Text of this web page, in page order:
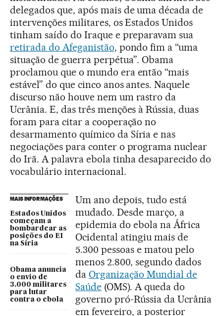
delegados que, após mais de uma década de
intervenções militares, os Estados Unidos
tinham saído do Iraque e preparavam sua
retirada do Afeganistão, pondo fim a “uma
situação de guerra perpétua”. Obama
proclamou que o mundo era então “mais
estável” do que cinco anos antes. Naquele
discurso não houve nem um rastro da
Ucrânia. E, das três menções à Rússia, duas
foram para citar a cooperação no
desarmamento químico da Síria e nas
negociações para conter o programa nuclear
do Irã. A palavra ebola tinha desaparecido do
vocabulário internacional.
MAIS INFORMAÇÕES
Estados Unidos
começam a
bombardear as
posições do EI
na Síria
Obama anuncia
o envio de
3.000 militares
para lutar
contra o ebola
Um ano depois, tudo está
mudado. Desde março, a
epidemia do ebola na África
Ocidental atingiu mais de
5.300 pessoas e matou pelo
menos 2.800, segundo dados
da Organização Mundial de
Saúde(OMS). A queda do
governo pró-Rússia da Ucrânia
em fevereiro, a posterior